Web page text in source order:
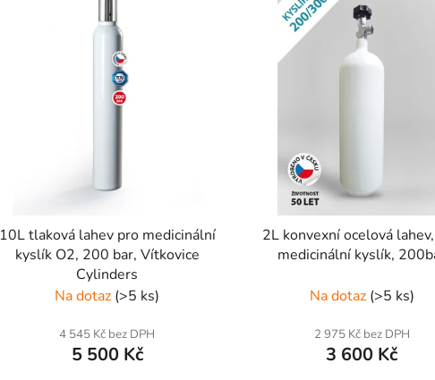
10L tlaková lahev pro medicinální
kyslík O2, 200 bar, Vítkovice
Cylinders
Na dotaz (>5 ks)
4 545 Kč bez DPH
5 500 Kč
2L konvexní ocelová
medicinální kyslík,
Na dotaz (>5 ks)
2 975 Kč bez DPH
3 600 Kč